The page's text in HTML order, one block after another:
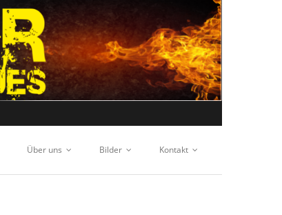
Über uns Bilder Kontakt